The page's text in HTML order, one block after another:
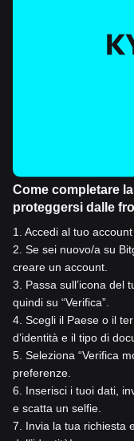
Come completare
proteggersi dalle
1
Accedi al tuo account
2 Se sei nuovo/a su
creare un account.
3
Passa sull’icona del
quindi su “Verifica”.
4 Scegli il Paese o il
d’identità e il tipo di
5 Seleziona “Verifica
preferenze.
6
Inserisci i tuoi dati,
e scatta un selfie.
7
Invia la tua richiesta